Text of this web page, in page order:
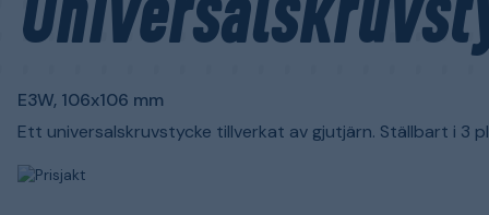
E3W, 106x106 mm
Ett universalskruvstycke tillverkat av gjutjärn. Ställbart i 3